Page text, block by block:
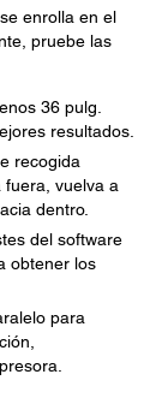
enrolla en el
pruebe las
36 pulg.
resultados.
recogida
vuelva a
dentro.
del software
obtener los
para